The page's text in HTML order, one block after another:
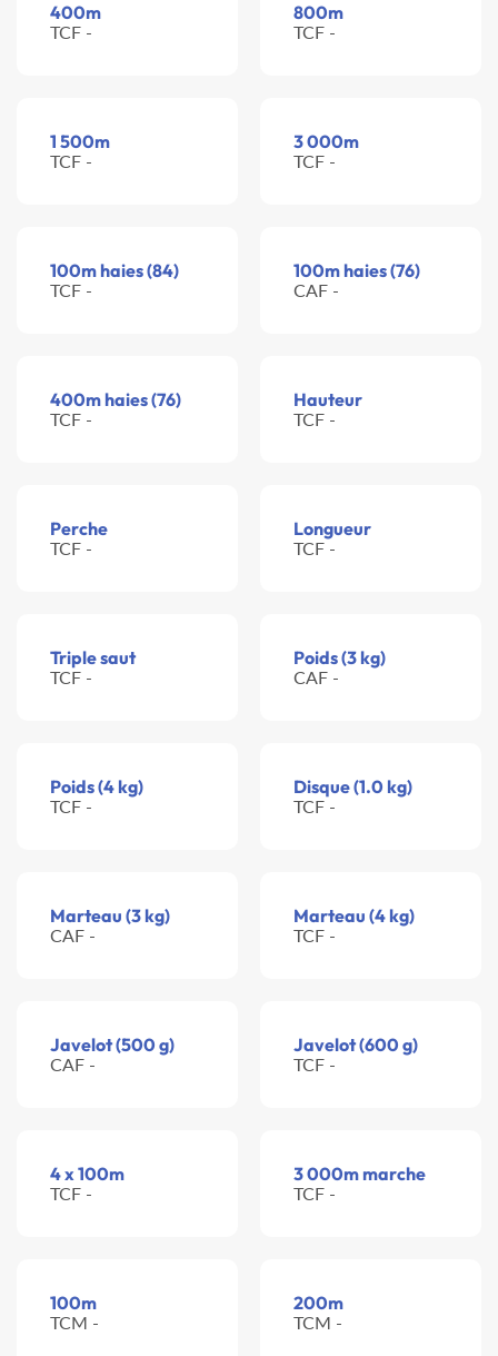
400m
TCF -
800m
TCF -
1 500m
TCF -
3 000m
TCF -
100m haies (84)
TCF -
100m haies (76)
CAF -
400m haies (76)
TCF -
Hauteur
TCF -
Perche
TCF -
Longueur
TCF -
Triple saut
TCF -
Poids (3 kg)
CAF -
Poids (4 kg)
TCF -
Disque (1.0 kg)
TCF -
Marteau (3 kg)
CAF -
Marteau (4 kg)
TCF -
Javelot (500 g)
CAF -
Javelot (600 g)
TCF -
4 x 100m
TCF -
3 000m marche
TCF -
100m
TCM -
200m
TCM -